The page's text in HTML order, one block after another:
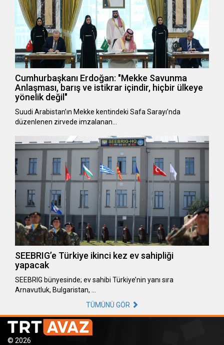
Cumhurbaşkanı Erdoğan: "Mekke Savunma
Anlaşması, barış ve istikrar içindir, hiçbir ülkeye
yönelik değil"
Suudi Arabistan’ın Mekke kentindeki Safa Sarayı’nda
düzenlenen zirvede imzalanan…
SEEBRIG’e Türkiye ikinci kez ev sahipliği
yapacak
SEEBRIG bünyesinde; ev sahibi Türkiye’nin yanı sıra
Arnavutluk, Bulgaristan, …
TÜMÜNÜ GÖR
© 2026